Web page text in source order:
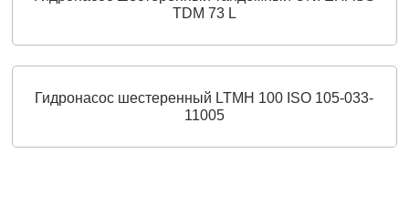
TDM 73 L
Гидронасос шестеренный LTMH 100 ISO 105-033-
11005